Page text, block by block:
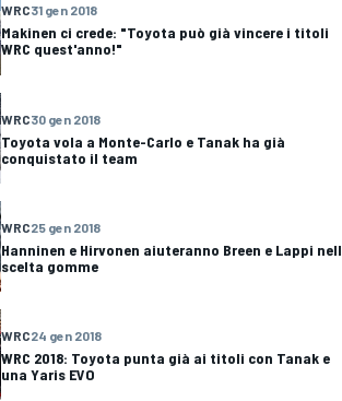
WRC31 gen 2018
Makinen ci crede: "Toyota può già vincere i titoli
WRC quest'anno!"
WRC30 gen 2018
Toyota vola a Monte-Carlo e Tanak ha già
conquistato il team
WRC25 gen 2018
Hanninen e Hirvonen aiuteranno Breen e Lappi
scelta gomme
WRC24 gen 2018
WRC 2018: Toyota punta già ai titoli con Tanak e
una Yaris EVO